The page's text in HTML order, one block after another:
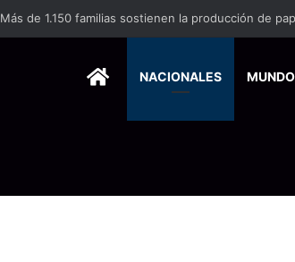
Más de 1.150 familias sostienen la producción de
HOMENACIONALES MUNDO